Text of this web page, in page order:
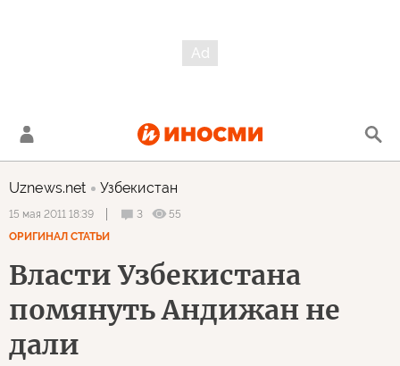
Uznews.net Узбекистан
15 мая 2011 18:39 3
55
ОРИГИНАЛ СТАТЬИ
Власти Узбекистана
помянуть Андижан не
дали